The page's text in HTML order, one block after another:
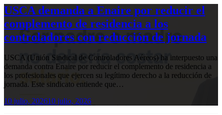
USCA demanda a Enaire por reducir el
complemento de residencia a los
controladores con reducción de jornada
USCA (Unión Sindical de Controladores Aéreos) ha interpuesto una
demanda contra Enaire por reducir el complemento de residencia a
los profesionales que ejercen su legítimo derecho a la reducción de
jornada. Este sindicato entiende que…
10 julio, 202610 julio, 2026